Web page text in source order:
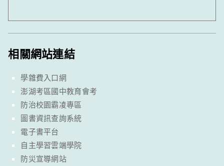
相關網站連結
學雜費入口網
澎湖考區國中教育會考
防治校園霸凌專區
圖書資訊查詢系統
電子書平台
自主學習雲端學院
防災宣導網站